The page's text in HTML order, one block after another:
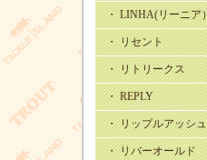
・ LINHA(リーニア）
・ リセント
・ リトリークス
・ REPLY
・ リップルアッシュ
・ リバーオールド